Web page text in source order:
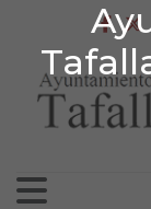
Ir al contenido